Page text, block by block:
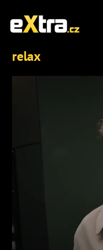
relax